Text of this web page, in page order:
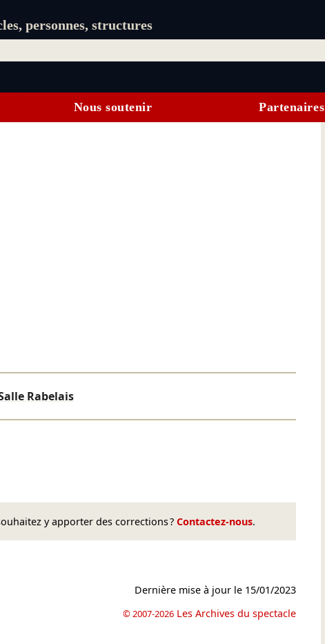
personnes, structures
Nous soutenir Partenaires
Rabelais
y apporter des corrections ? Contactez-nous.
Dernière mise à jour le 15/01/2023
© 2007-2026 Les Archives du spectacle